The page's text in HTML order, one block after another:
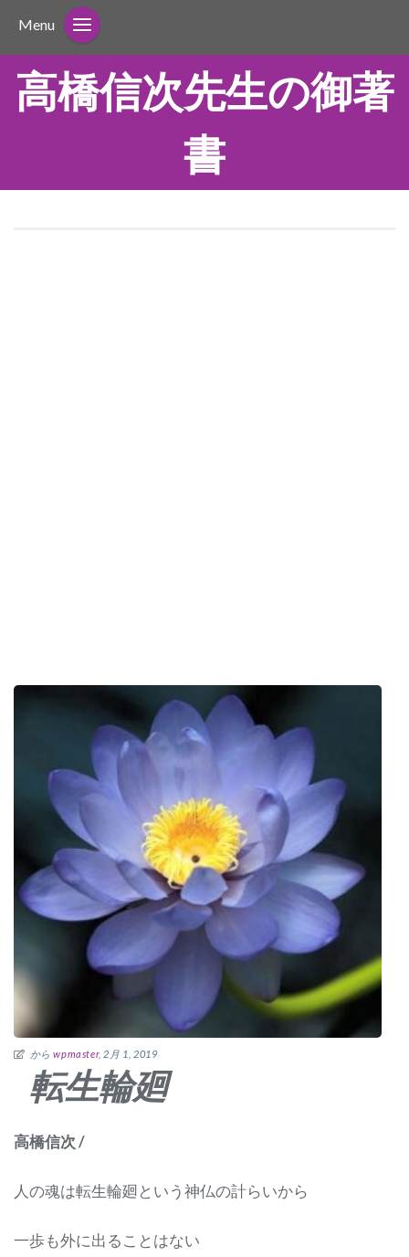
Menu
高橋信次先生の御著
書
からwpmaster, 2月 1, 2019
転生輪廻
高橋信次 /
人の魂は転生輪廻という神仏の計らいから
一歩も外に出ることはない